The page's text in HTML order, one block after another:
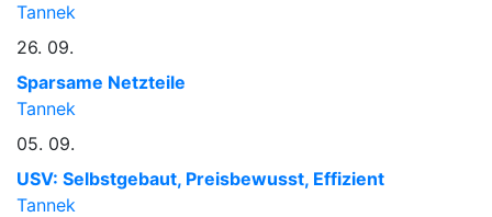
Tannek
26. 09.
Sparsame Netzteile
Tannek
05. 09.
USV: Selbstgebaut, Preisbewusst, Effizient
Tannek